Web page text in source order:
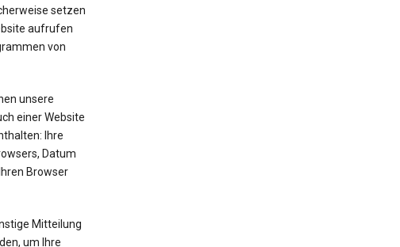
setzen
aufrufen
von
unsere
einer Website
Ihre
Datum
Browser
Mitteilung
um Ihre